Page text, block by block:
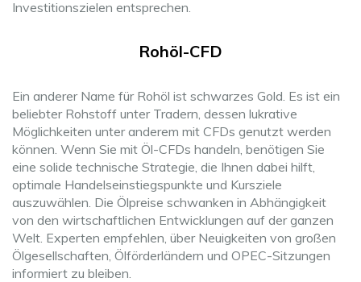
Investitionszielen entsprechen.
Rohöl-CFD
Ein anderer Name für Rohöl ist schwarzes Gold. Es ist ein
beliebter Rohstoff unter Tradern, dessen lukrative
Möglichkeiten unter anderem mit CFDs genutzt werden
können. Wenn Sie mit Öl-CFDs handeln, benötigen Sie
eine solide technische Strategie, die Ihnen dabei hilft,
optimale Handelseinstiegspunkte und Kursziele
auszuwählen. Die Ölpreise schwanken in Abhängigkeit
von den wirtschaftlichen Entwicklungen auf der ganzen
Welt. Experten empfehlen, über Neuigkeiten von großen
Ölgesellschaften, Ölförderländern und OPEC-Sitzungen
informiert zu bleiben.